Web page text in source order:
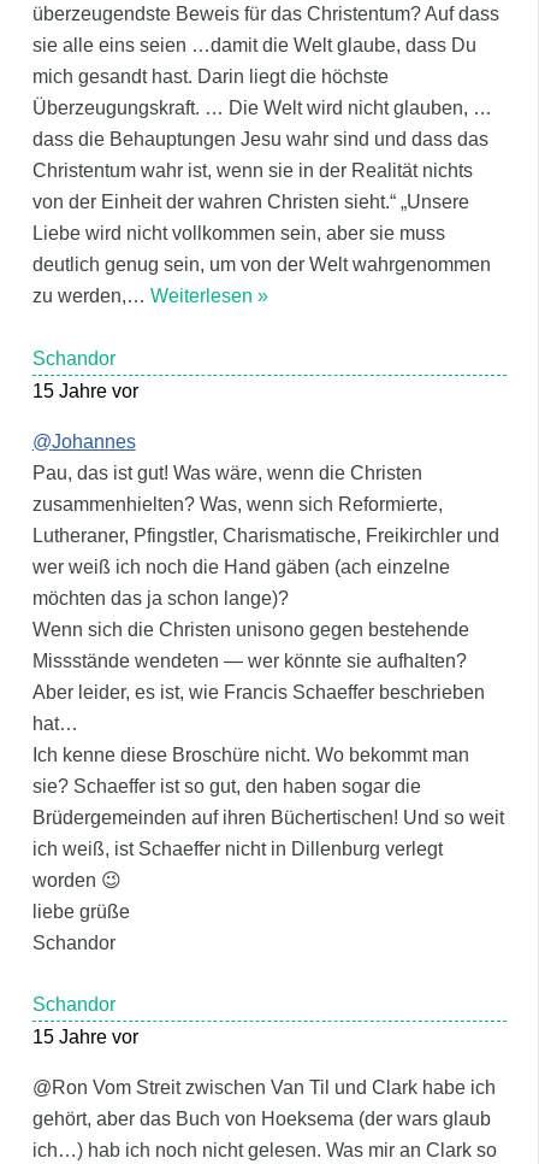
überzeugendste Beweis für das Christentum? Auf dass
sie alle eins seien …damit die Welt glaube, dass Du
mich gesandt hast. Darin liegt die höchste
Überzeugungskraft. … Die Welt wird nicht glauben, …
dass die Behauptungen Jesu wahr sind und dass das
Christentum wahr ist, wenn sie in der Realität nichts
von der Einheit der wahren Christen sieht.“ „Unsere
Liebe wird nicht vollkommen sein, aber sie muss
deutlich genug sein, um von der Welt wahrgenommen
zu werden,… Weiterlesen »
Schandor
15 Jahre vor
@Johannes
Pau, das ist gut! Was wäre, wenn die Christen
zusammenhielten? Was, wenn sich Reformierte,
Lutheraner, Pfingstler, Charismatische, Freikirchler und
wer weiß ich noch die Hand gäben (ach einzelne
möchten das ja schon lange)?
Wenn sich die Christen unisono gegen bestehende
Missstände wendeten — wer könnte sie aufhalten?
Aber leider, es ist, wie Francis Schaeffer beschrieben
hat…
Ich kenne diese Broschüre nicht. Wo bekommt man
sie? Schaeffer ist so gut, den haben sogar die
Brüdergemeinden auf ihren Büchertischen! Und so weit
ich weiß, ist Schaeffer nicht in Dillenburg verlegt
worden 😉
liebe grüße
Schandor
Schandor
15 Jahre vor
@Ron Vom Streit zwischen Van Til und Clark habe ich
gehört, aber das Buch von Hoeksema (der wars glaub
ich…) hab ich noch nicht gelesen. Was mir an Clark so